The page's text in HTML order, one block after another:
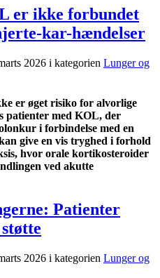
er ikke forbundet
kar-hændelser
2026 i kategorien Lunger og
er øget risiko for alvorlige
patienter med KOL, der
i forbindelse med en
give en vis tryghed i forhold
hvor orale kortikosteroider
ved akutte
Patienter
2026 i kategorien Lunger og